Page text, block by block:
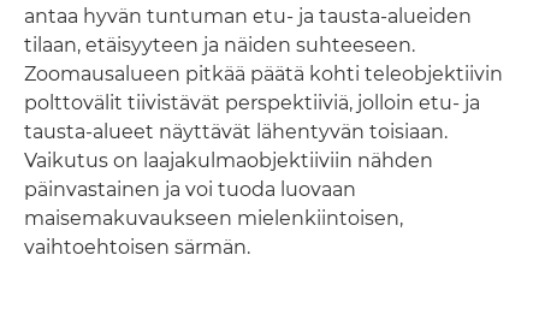
antaa hyvän tuntuman etu- ja tausta-alueiden
tilaan, etäisyyteen ja näiden suhteeseen.
Zoomausalueen pitkää päätä kohti teleobjektiivin
polttovälit tiivistävät perspektiiviä, jolloin etu- ja
tausta-alueet näyttävät lähentyvän toisiaan.
Vaikutus on laajakulmaobjektiiviin nähden
päinvastainen ja voi tuoda luovaan
maisemakuvaukseen mielenkiintoisen,
vaihtoehtoisen särmän.